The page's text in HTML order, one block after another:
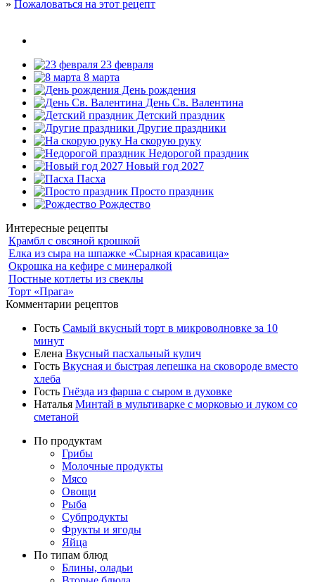
» Пожаловаться на этот рецепт
23 февраля
8 марта
День рождения
День Св. Валентина
Детский праздник
Другие праздники
На скорую руку
Недорогой праздник
Новый год 2027
Пасха
Просто праздник
Рождество
Интересные рецепты
Крамбл с овсяной крошкой
Елка из сыра на шпажке «Сырная красавица»
Окрошка на кефире с минералкой
Постные котлеты из свеклы
Торт «Прага»
Комментарии рецептов
Гость Самый вкусный торт в микроволновке за 10
минут
Елена Вкусный пасхальный кулич
Гость Вкусная и быстрая лепешка на сковороде вместо
хлеба
Гость Гнёзда из фарша с сыром в духовке
Наталья Минтай в мультиварке с морковью и луком со
сметаной
По продуктам
Грибы
Молочные продукты
Мясо
Овощи
Рыба
Субпродукты
Фрукты и ягоды
Яйца
По типам блюд
Блины, оладьи